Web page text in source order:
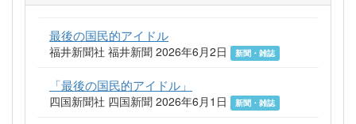
最後の国民的アイドル
福井新聞社 福井新聞 2026年6月2日 新聞・雑誌
「最後の国民的アイドル」
四国新聞社 四国新聞 2026年6月1日 新聞・雑誌